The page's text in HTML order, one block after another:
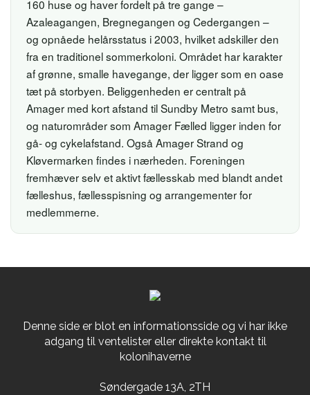
160 huse og haver fordelt på tre gange –
Azaleagangen, Bregnegangen og Cedergangen –
og opnåede helårsstatus i 2003, hvilket adskiller den
fra en traditionel sommerkoloni. Området har karakter
af grønne, smalle havegange, der ligger som en oase
tæt på storbyen. Beliggenheden er centralt på
Amager med kort afstand til Sundby Metro samt bus,
og naturområder som Amager Fælled ligger inden for
gå- og cykelafstand. Også Amager Strand og
Kløvermarken findes i nærheden. Foreningen
fremhæver selv et aktivt fællesskab med blandt andet
fælleshus, fællesspisning og arrangementer for
medlemmerne.
Denne side er blot en informationsside og vi har ikke
adgang til ventelister eller direkte kontakt til
kolonihaverne
Søndergade 13A, 2TH